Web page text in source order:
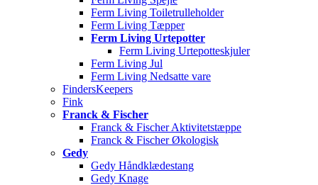
Ferm Living Toiletrulleholder
Ferm Living Tæpper
Ferm Living Urtepotter
Ferm Living Urtepotteskjuler
Ferm Living Jul
Ferm Living Nedsatte vare
FindersKeepers
Fink
Franck & Fischer
Franck & Fischer Aktivitetstæppe
Franck & Fischer Økologisk
Gedy
Gedy Håndklædestang
Gedy Knage